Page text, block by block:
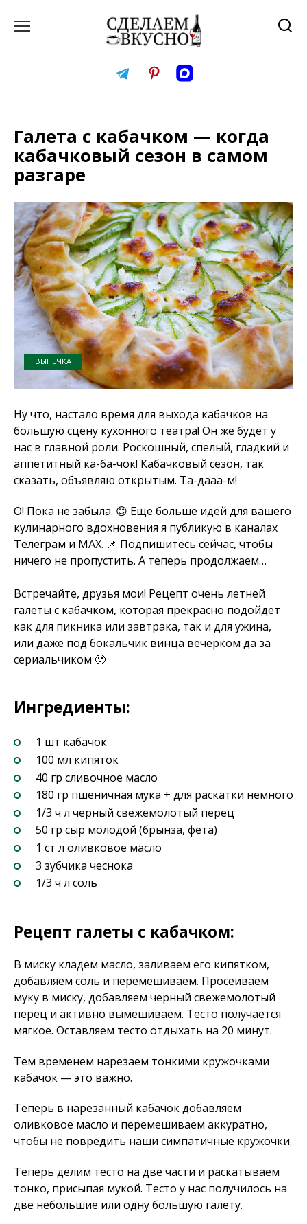
Галета с кабачком — когда
кабачковый сезон в самом
разгаре
ВЫПЕЧКА
Ну что, настало время для выхода кабачков на
большую сцену кухонного театра! Он же будет у
нас в главной роли. Роскошный, спелый, гладкий и
аппетитный ка-ба-чок! Кабачковый сезон, так
сказать, объявляю открытым. Та-дааа-м!
О! Пока не забыла. 😊 Еще больше идей для вашего
кулинарного вдохновения я публикую в каналах
Телеграм и MAX. 📌 Подпишитесь сейчас, чтобы
ничего не пропустить. А теперь продолжаем…
Встречайте, друзья мои! Рецепт очень летней
галеты с кабачком, которая прекрасно подойдет
как для пикника или завтрака, так и для ужина,
или даже под бокальчик винца вечерком да за
сериальчиком 🙂
Ингредиенты:
1 шт кабачок
100 мл кипяток
40 гр сливочное масло
180 гр пшеничная мука + для раскатки немного
1/3 ч л черный свежемолотый перец
50 гр сыр молодой (брынза, фета)
1 ст л оливковое масло
3 зубчика чеснока
1/3 ч л соль
Рецепт галеты с кабачком:
В миску кладем масло, заливаем его кипятком,
добавляем соль и перемешиваем. Просеиваем
муку в миску, добавляем черный свежемолотый
перец и активно вымешиваем. Тесто получается
мягкое. Оставляем тесто отдыхать на 20 минут.
Тем временем нарезаем тонкими кружочками
кабачок — это важно.
Теперь в нарезанный кабачок добавляем
оливковое масло и перемешиваем аккуратно,
чтобы не повредить наши симпатичные кружочки.
Теперь делим тесто на две части и раскатываем
тонко, присыпая мукой. Тесто у нас получилось на
две небольшие или одну большую галету.